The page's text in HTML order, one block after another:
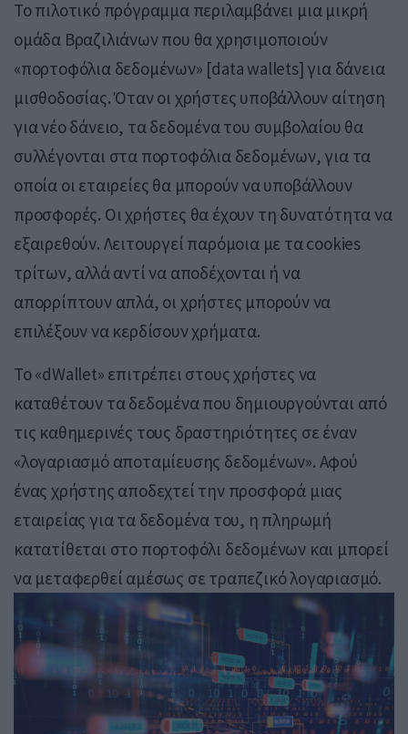
Το πιλοτικό πρόγραμμα περιλαμβάνει μια μικρή
ομάδα Βραζιλιάνων που θα χρησιμοποιούν
«πορτοφόλια δεδομένων» [data wallets] για δάνεια
μισθοδοσίας. Όταν οι χρήστες υποβάλλουν αίτηση
για νέο δάνειο, τα δεδομένα του συμβολαίου θα
συλλέγονται στα πορτοφόλια δεδομένων, για τα
οποία οι εταιρείες θα μπορούν να υποβάλλουν
προσφορές. Οι χρήστες θα έχουν τη δυνατότητα να
εξαιρεθούν. Λειτουργεί παρόμοια με τα cookies
τρίτων, αλλά αντί να αποδέχονται ή να
απορρίπτουν απλά, οι χρήστες μπορούν να
επιλέξουν να κερδίσουν χρήματα.
Το «dWallet» επιτρέπει στους χρήστες να
καταθέτουν τα δεδομένα που δημιουργούνται από
τις καθημερινές τους δραστηριότητες σε έναν
«λογαριασμό αποταμίευσης δεδομένων». Αφού
ένας χρήστης αποδεχτεί την προσφορά μιας
εταιρείας για τα δεδομένα του, η πληρωμή
κατατίθεται στο πορτοφόλι δεδομένων και μπορεί
να μεταφερθεί αμέσως σε τραπεζικό λογαριασμό.